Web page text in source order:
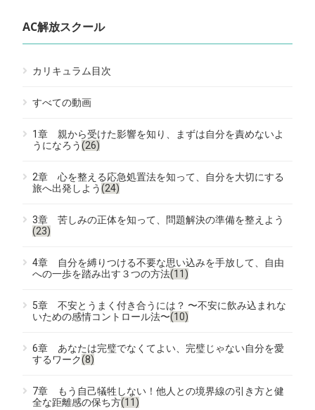
AC解放スクール
カリキュラム目次
すべての動画
1章 親から受けた影響を知り、まずは自分を責めないよ
うになろう(26)
2章 心を整える応急処置法を知って、自分を大切にする
旅へ出発しよう(24)
3章 苦しみの正体を知って、問題解決の準備を整えよう
(23)
4章 自分を縛りつける不要な思い込みを手放して、自由
への一歩を踏み出す３つの方法(11)
5章 不安とうまく付き合うには？ 〜不安に飲み込まれな
いための感情コントロール法〜(10)
6章 あなたは完璧でなくてよい、完璧じゃない自分を愛
するワーク(8)
7章 もう自己犠牲しない！他人との境界線の引き方と健
全な距離感の保ち方(11)